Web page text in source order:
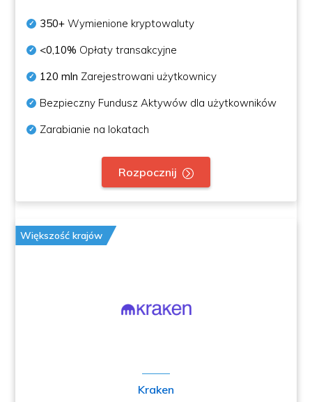
350+ Wymienione kryptowaluty
<0,10% Opłaty transakcyjne
120 mln Zarejestrowani użytkownicy
Bezpieczny Fundusz Aktywów dla użytkowników
Zarabianie na lokatach
Rozpocznij
Większość krajów
Kraken